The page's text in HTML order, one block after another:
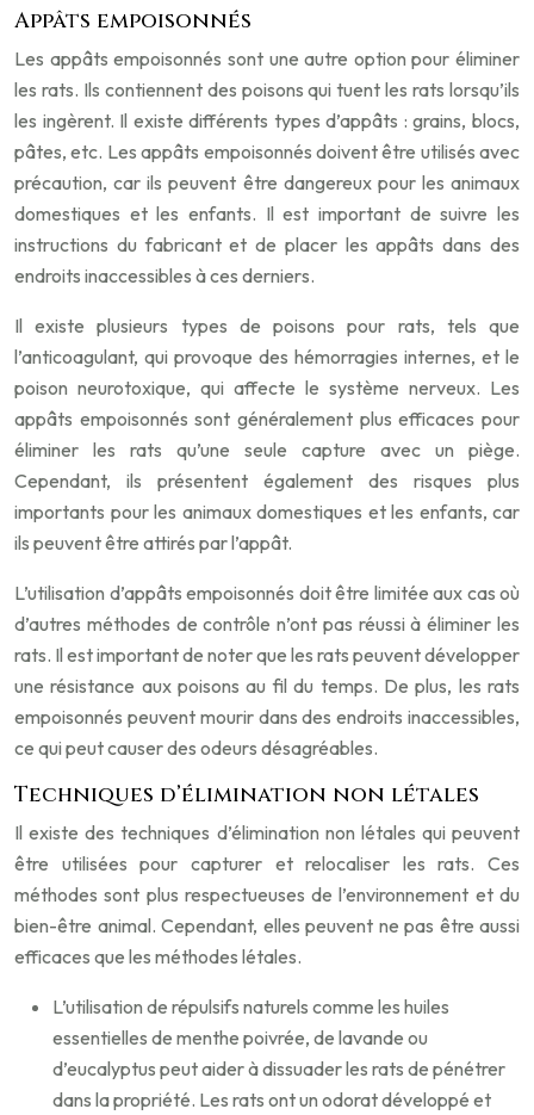
Appâts empoisonnés
Les appâts empoisonnés sont une autre option pour éliminer
les rats. Ils contiennent des poisons qui tuent les rats lorsqu’ils
les ingèrent. Il existe différents types d’appâts : grains, blocs,
pâtes, etc. Les appâts empoisonnés doivent être utilisés avec
précaution, car ils peuvent être dangereux pour les animaux
domestiques et les enfants. Il est important de suivre les
instructions du fabricant et de placer les appâts dans des
endroits inaccessibles à ces derniers.
Il existe plusieurs types de poisons pour rats, tels que
l’anticoagulant, qui provoque des hémorragies internes, et le
poison neurotoxique, qui affecte le système nerveux. Les
appâts empoisonnés sont généralement plus efficaces pour
éliminer les rats qu’une seule capture avec un piège.
Cependant, ils présentent également des risques plus
importants pour les animaux domestiques et les enfants, car
ils peuvent être attirés par l’appât.
L’utilisation d’appâts empoisonnés doit être limitée aux cas où
d’autres méthodes de contrôle n’ont pas réussi à éliminer les
rats. Il est important de noter que les rats peuvent développer
une résistance aux poisons au fil du temps. De plus, les rats
empoisonnés peuvent mourir dans des endroits inaccessibles,
ce qui peut causer des odeurs désagréables.
Techniques d’élimination non létales
Il existe des techniques d’élimination non létales qui peuvent
être utilisées pour capturer et relocaliser les rats. Ces
méthodes sont plus respectueuses de l’environnement et du
bien-être animal. Cependant, elles peuvent ne pas être aussi
efficaces que les méthodes létales.
L’utilisation de répulsifs naturels comme les huiles
essentielles de menthe poivrée, de lavande ou
d’eucalyptus peut aider à dissuader les rats de pénétrer
dans la propriété. Les rats ont un odorat développé et